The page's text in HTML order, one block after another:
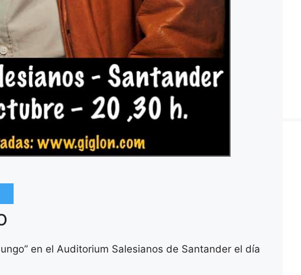
en el Auditorium Salesianos de Santander el día